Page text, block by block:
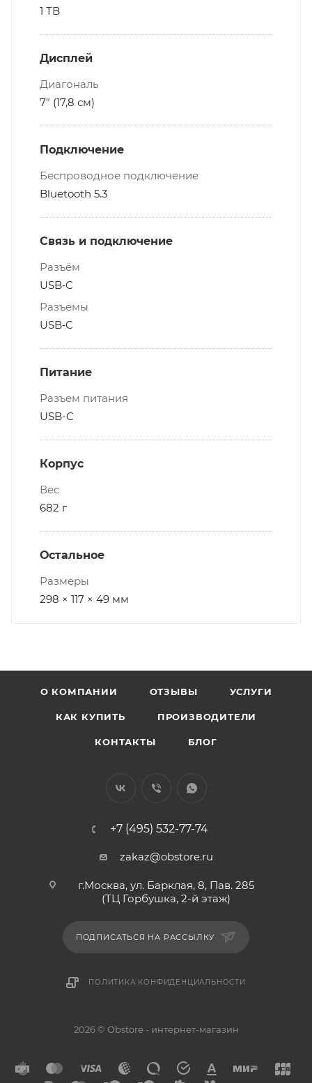
1 TB
Дисплей
Диагональ
7" (17,8 см)
Подключение
Беспроводное подключение
Bluetooth 5.3
Связь и подключение
Разъём
USB‑C
Разъемы
USB‑C
Питание
Разъем питания
USB-C
Корпус
Вес
682 г
Остальное
Размеры
298 × 117 × 49 мм
О КОМПАНИИ ОТЗЫВЫ УСЛУГИ
КАК КУПИТЬ ПРОИЗВОДИТЕЛИ
КОНТАКТЫ БЛОГ
+7 (495) 532-77-74
zakaz@obstore.ru
г.Москва, ул. Барклая, 8, Пав. 285
(ТЦ Горбушка, 2-й этаж)
ПОДПИСАТЬСЯ НА РАССЫЛКУ
ПОЛИТИКА КОНФИДЕНЦИАЛЬНОСТИ
2026 © Obstore - интернет-магазин